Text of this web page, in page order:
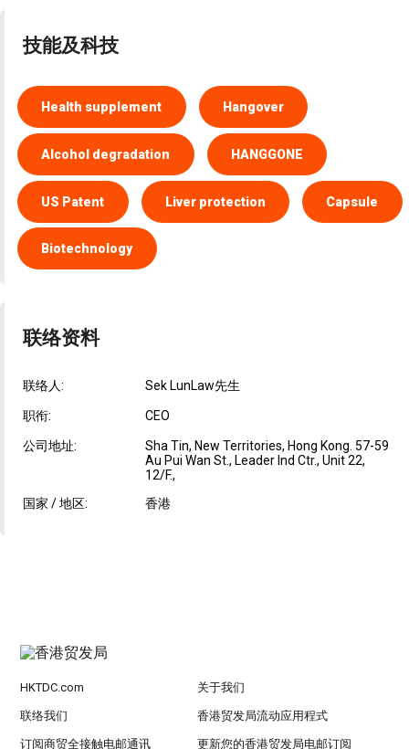
技能及科技
Health supplement Hangover
Alcohol degradation HANGGONE
US Patent Liver protection Capsule
Biotechnology
联络资料
联络人: Sek LunLaw先生
职衔: CEO
公司地址:
Sha Tin, New Territories, Hong Kong. 57-59
Au Pui Wan St., Leader Ind Ctr., Unit 22,
12/F.,
国家 / 地区:
香港
HKTDC.com 关于我们
联络我们 香港贸发局流动应用程式
订阅商贸全接触电邮通讯 更新您的香港贸发局电邮订阅